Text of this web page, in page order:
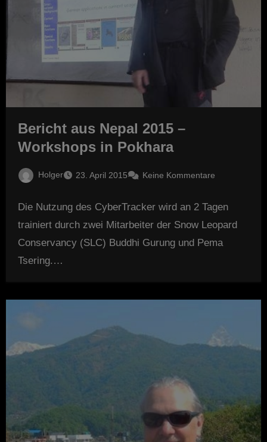
Bericht aus Nepal 2015 –
Workshops in Pokhara
Holger 23. April 2015 Keine Kommentare
Die Nutzung des CyberTracker wird an 2 Tagen
trainiert durch zwei Mitarbeiter der Snow Leopard
Conservancy (SLC) Buddhi Gurung und Pema
Tsering.…